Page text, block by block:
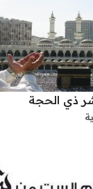
ذي الحجة